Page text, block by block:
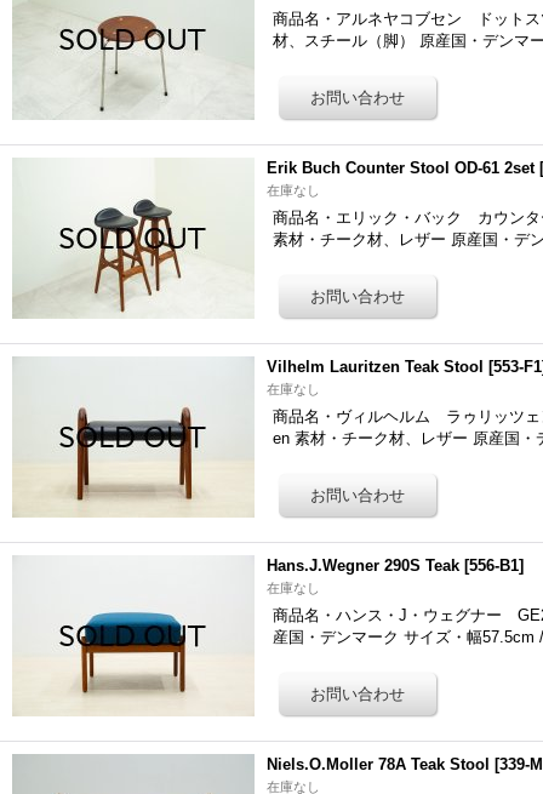
商品名・アルネヤコブセン ドットス
材、スチール（脚） 原産国・デンマ
Erik Buch Counter Stool OD-61 2set [
在庫なし
商品名・エリック・バック カウンタ
素材・チーク材、レザー 原産国・デ
Vilhelm Lauritzen Teak Stool [553-F1
在庫なし
商品名・ヴィルヘルム ラゥリッツ
en 素材・チーク材、レザー 原産国
Hans.J.Wegner 290S Teak [556-B1]
在庫なし
商品名・ハンス・J・ウェグナー
産国・デンマーク サイズ・幅
Niels.O.Moller 78A Teak Stool [339-M
在庫なし